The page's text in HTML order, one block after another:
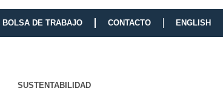
BOLSA DE TRABAJO CONTACTO ENGLISH
SUSTENTABILIDAD